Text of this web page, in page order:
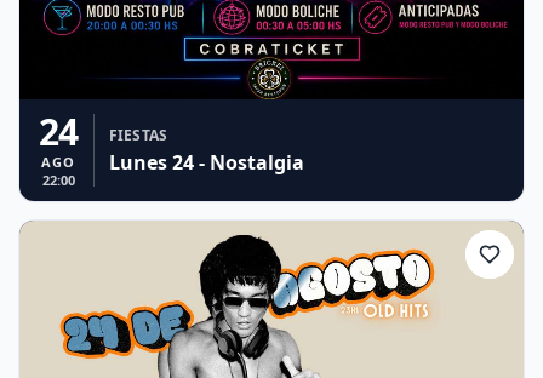
24
AGO
22:00
FIESTAS
Lunes 24 - Nostalgia